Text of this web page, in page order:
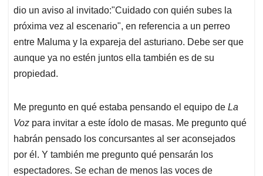
dio un aviso al invitado:"Cuidado con quién subes la
próxima vez al escenario", en referencia a un perreo
entre Maluma y la expareja del asturiano. Debe ser que
aunque ya no estén juntos ella también es de su
propiedad.
Me pregunto en qué estaba pensando el equipo de La
Voz para invitar a este ídolo de masas. Me pregunto qué
habrán pensado los concursantes al ser aconsejados
por él. Y también me pregunto qué pensarán los
espectadores. Se echan de menos las voces de